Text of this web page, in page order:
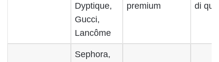
Dyptique,
Gucci,
Lancôme
premium
di
Sephora,